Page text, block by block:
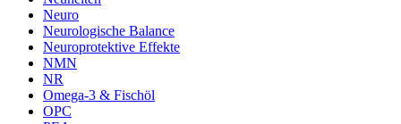
Neuro
Neurologische Balance
Neuroprotektive Effekte
NMN
NR
Omega-3 & Fischöl
OPC